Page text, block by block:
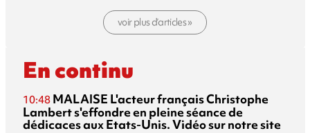
voir plus d’articles »
En continu
10:48 MALAISE L'acteur français Christophe
Lambert s'effondre en pleine séance de
dédicaces aux Etats-Unis. Vidéo sur notre site